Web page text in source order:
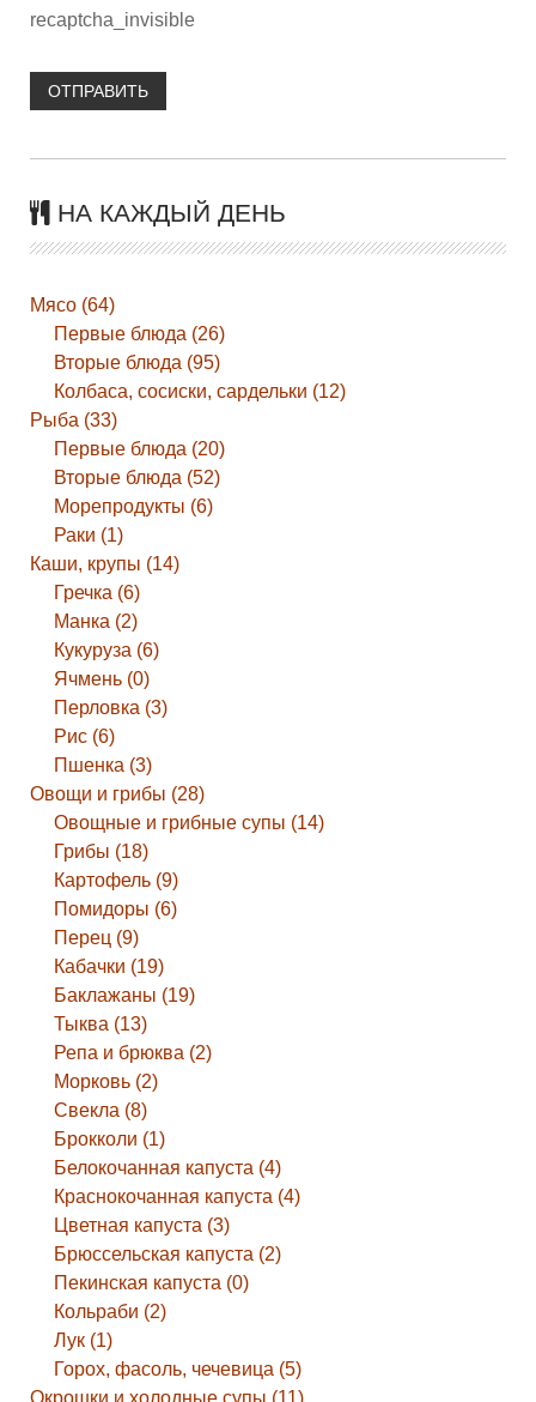
recaptcha_invisible
ОТПРАВИТЬ
НА КАЖДЫЙ ДЕНЬ
Мясо (64)
Первые блюда (26)
Вторые блюда (95)
Колбаса, сосиски, сардельки (12)
Рыба (33)
Первые блюда (20)
Вторые блюда (52)
Морепродукты (6)
Раки (1)
Каши, крупы (14)
Гречка (6)
Манка (2)
Кукуруза (6)
Ячмень (0)
Перловка (3)
Рис (6)
Пшенка (3)
Овощи и грибы (28)
Овощные и грибные супы (14)
Грибы (18)
Картофель (9)
Помидоры (6)
Перец (9)
Кабачки (19)
Баклажаны (19)
Тыква (13)
Репа и брюква (2)
Морковь (2)
Свекла (8)
Брокколи (1)
Белокочанная капуста (4)
Краснокочанная капуста (4)
Цветная капуста (3)
Брюссельская капуста (2)
Пекинская капуста (0)
Кольраби (2)
Лук (1)
Горох, фасоль, чечевица (5)
Окрошки и холодные супы (11)